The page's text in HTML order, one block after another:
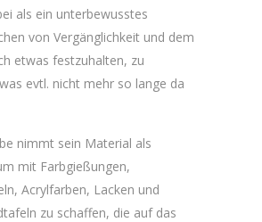
als ein unterbewusstes
von Vergänglichkeit und dem
etwas festzuhalten, zu
evtl. nicht mehr so lange da
nimmt sein Material als
mit Farbgießungen,
Acrylfarben, Lacken und
zu schaffen, die auf das